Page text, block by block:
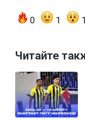
0 1 1
Читайте